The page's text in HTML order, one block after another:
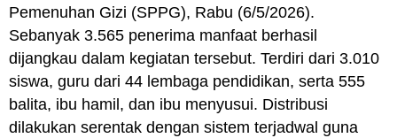
Pemenuhan Gizi (SPPG), Rabu (6/5/2026).
Sebanyak 3.565 penerima manfaat berhasil
dijangkau dalam kegiatan tersebut. Terdiri dari 3.010
siswa, guru dari 44 lembaga pendidikan, serta 555
balita, ibu hamil, dan ibu menyusui. Distribusi
dilakukan serentak dengan sistem terjadwal guna